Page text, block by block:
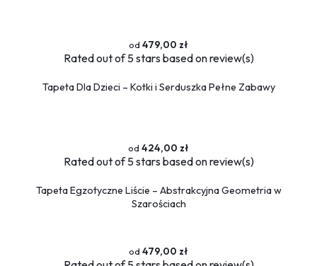
479,00 zł
Ratedout of 5 stars based onreview(s)
Tapeta Dla Dzieci – Kotki i Serduszka Pełne Zabawy
424,00 zł
Ratedout of 5 stars based onreview(s)
Tapeta Egzotyczne Liście – Abstrakcyjna Geometria w
Szarościach
479,00 zł